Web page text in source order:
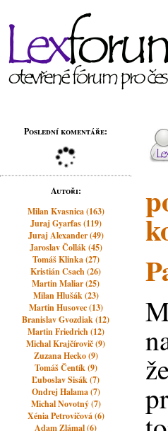
Poslední komentáře:
Autoři:
Milan Kvasnica (163)
Juraj Gyarfas (119)
Juraj Alexander (49)
Jaroslav Čollák (45)
Tomáš Klinka (27)
Kristián Csach (26)
Martin Maliar (25)
Milan Hlušák (23)
Martin Husovec (13)
Branislav Gvozdiak (12)
Martin Friedrich (12)
Michal Krajčírovič (9)
Zuzana Hecko (9)
Tomáš Čentík (9)
Ľuboslav Sisák (7)
Ondrej Halama (7)
Michal Novotný (7)
Xénia Petrovičová (6)
Adam Zlámal (6)